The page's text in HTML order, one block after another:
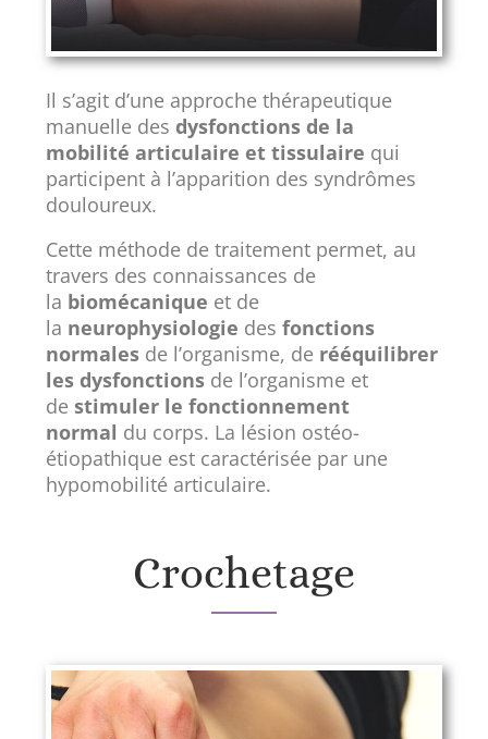
Il s’agit d’une approche thérapeutique
manuelle des dysfonctions de la
mobilité articulaire et tissulaire qui
participent à l’apparition des syndrômes
douloureux.
Cette méthode de traitement permet, au
travers des connaissances de
la biomécanique et de
la neurophysiologie des fonctions
normales de l’organisme, de rééquilibrer
les dysfonctions de l’organisme et
de stimuler le fonctionnement
normal du corps. La lésion ostéo-
étiopathique est caractérisée par une
hypomobilité articulaire.
Crochetage